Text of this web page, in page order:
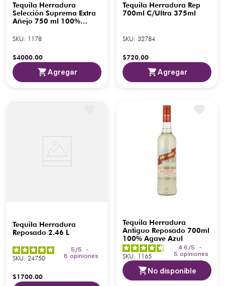
Tequila Herradura
Selección Suprema Extra
Añejo 750 ml 100%
SKU: 1178
$4000.00
Agregar
Tequila Herradura Rep
700ml C/Ultra 375ml
SKU: 32784
$720.00
Agregar
Tequila Herradura
Reposado 2.46 L
5 /5
-
8 opiniones
SKU: 24750
$1700.00
Tequila Herradura
Antiguo Reposado 700ml
100% Agave Azul
4.6 /5
-
5 opiniones
SKU: 1165
No disponible